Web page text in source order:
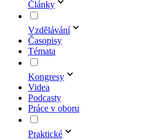
Články
Vzdělávání
Časopisy
Témata
Kongresy
Videa
Podcasty
Práce v oboru
Praktické